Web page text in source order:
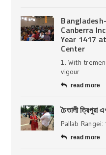
Canberra
Year 1417
Center
1. With
vigour
read more
চৈতালী ত্রিপুরা
Pallab Rangei:
read more